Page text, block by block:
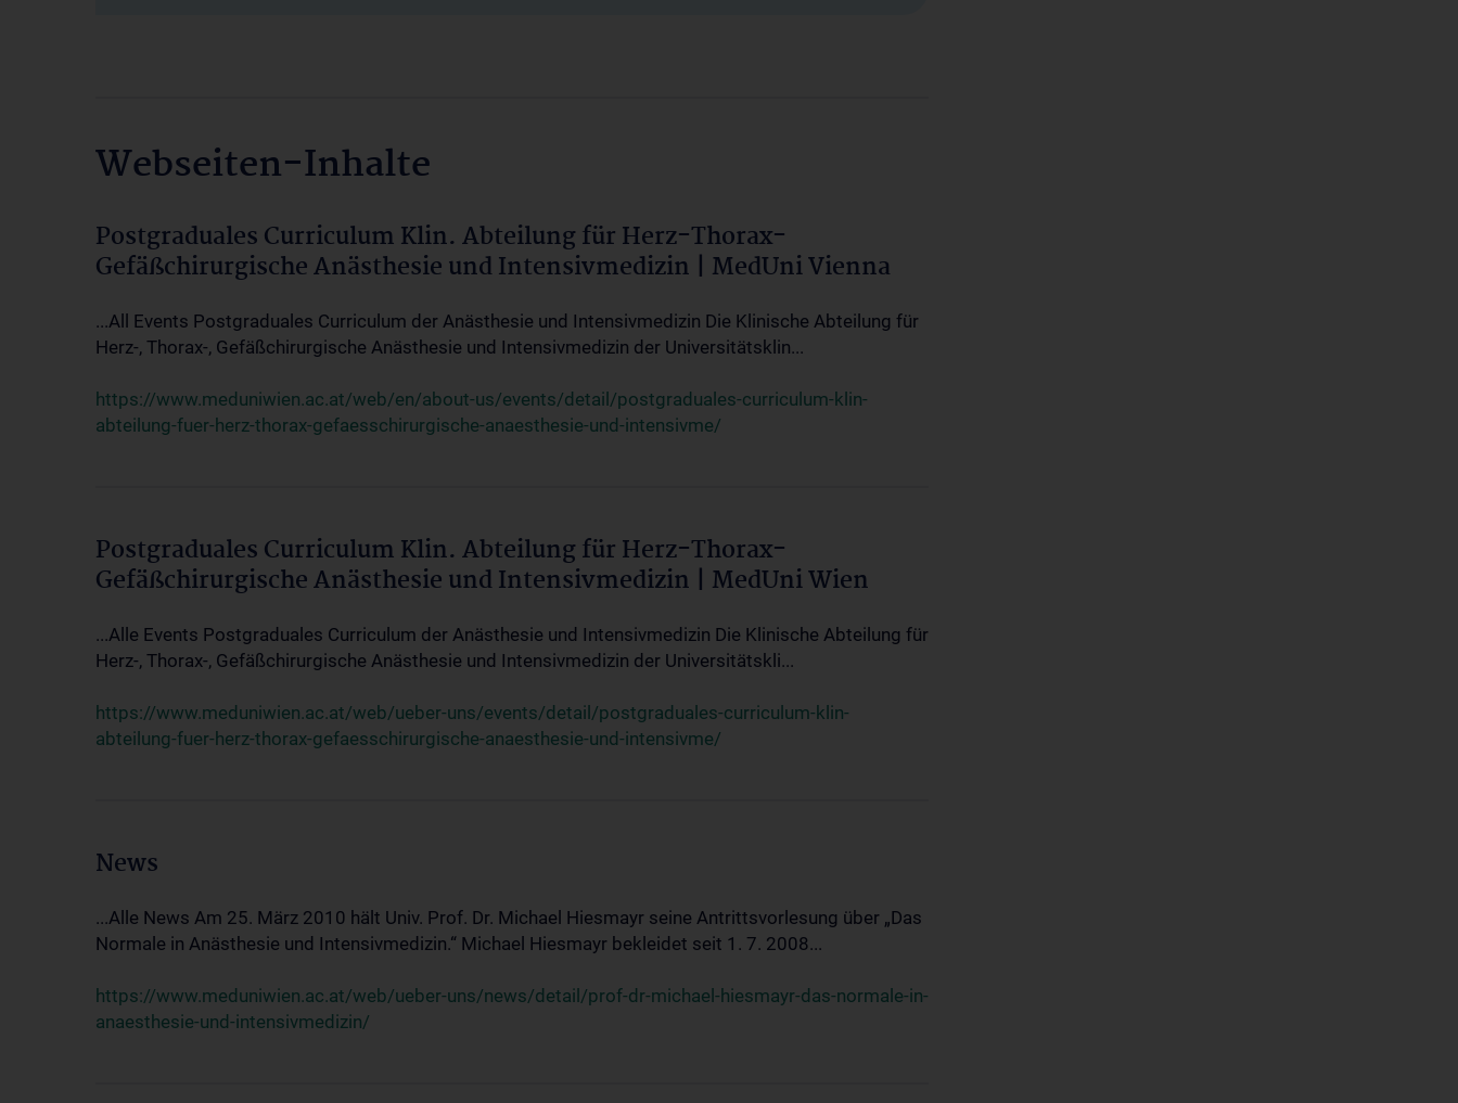
Webseiten-Inhalte
Postgraduales Curriculum Klin. Abteilung für Herz-Thorax-
Gefäßchirurgische Anästhesie und Intensivmedizin | MedUni Vienna
...All Events Postgraduales Curriculum der Anästhesie und Intensivmedizin Die Klinische Abteilung für
Herz-, Thorax-, Gefäßchirurgische Anästhesie und Intensivmedizin der Universitätsklin...
https://www.meduniwien.ac.at/web/en/about-us/events/detail/postgraduales-curriculum-klin-
abteilung-fuer-herz-thorax-gefaesschirurgische-anaesthesie-und-intensivme/
Postgraduales Curriculum Klin. Abteilung für Herz-Thorax-
Gefäßchirurgische Anästhesie und Intensivmedizin | MedUni Wien
...Alle Events Postgraduales Curriculum der Anästhesie und Intensivmedizin Die Klinische Abteilung für
Herz-, Thorax-, Gefäßchirurgische Anästhesie und Intensivmedizin der Universitätskli...
https://www.meduniwien.ac.at/web/ueber-uns/events/detail/postgraduales-curriculum-klin-
abteilung-fuer-herz-thorax-gefaesschirurgische-anaesthesie-und-intensivme/
News
...Alle News Am 25. März 2010 hält Univ. Prof. Dr. Michael Hiesmayr seine Antrittsvorlesung über „Das
Normale in Anästhesie und Intensivmedizin.“ Michael Hiesmayr bekleidet seit 1. 7. 2008...
https://www.meduniwien.ac.at/web/ueber-uns/news/detail/prof-dr-michael-hiesmayr-das-normale-in-
anaesthesie-und-intensivmedizin/